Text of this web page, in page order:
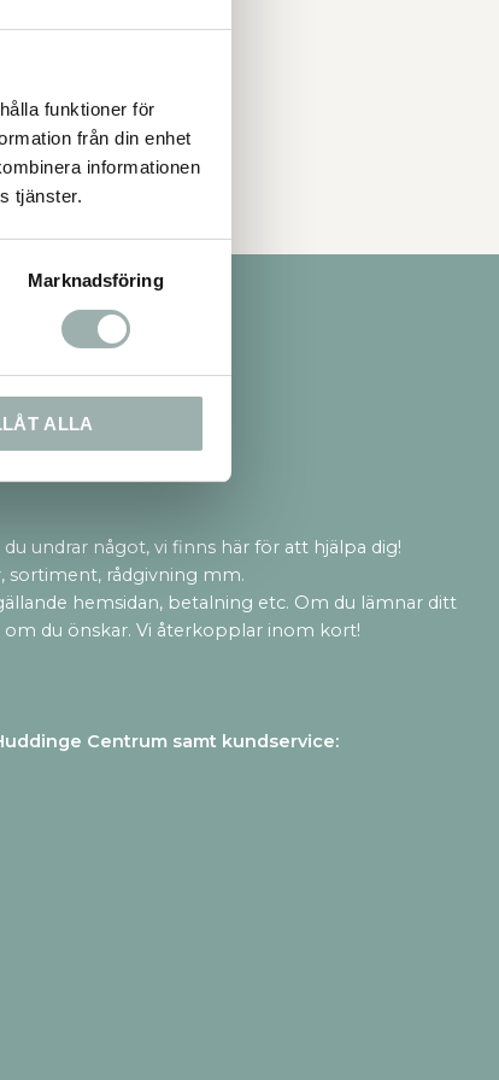
funktioner för
från din enhet
informationen
tjänster.
Marknadsföring
ALLA
undrar något, vi finns här för att hjälpa dig!
sortiment, rådgivning mm.
hemsidan, betalning etc. Om du lämnar ditt
du önskar. Vi återkopplar inom kort!
Centrum samt kundservice: